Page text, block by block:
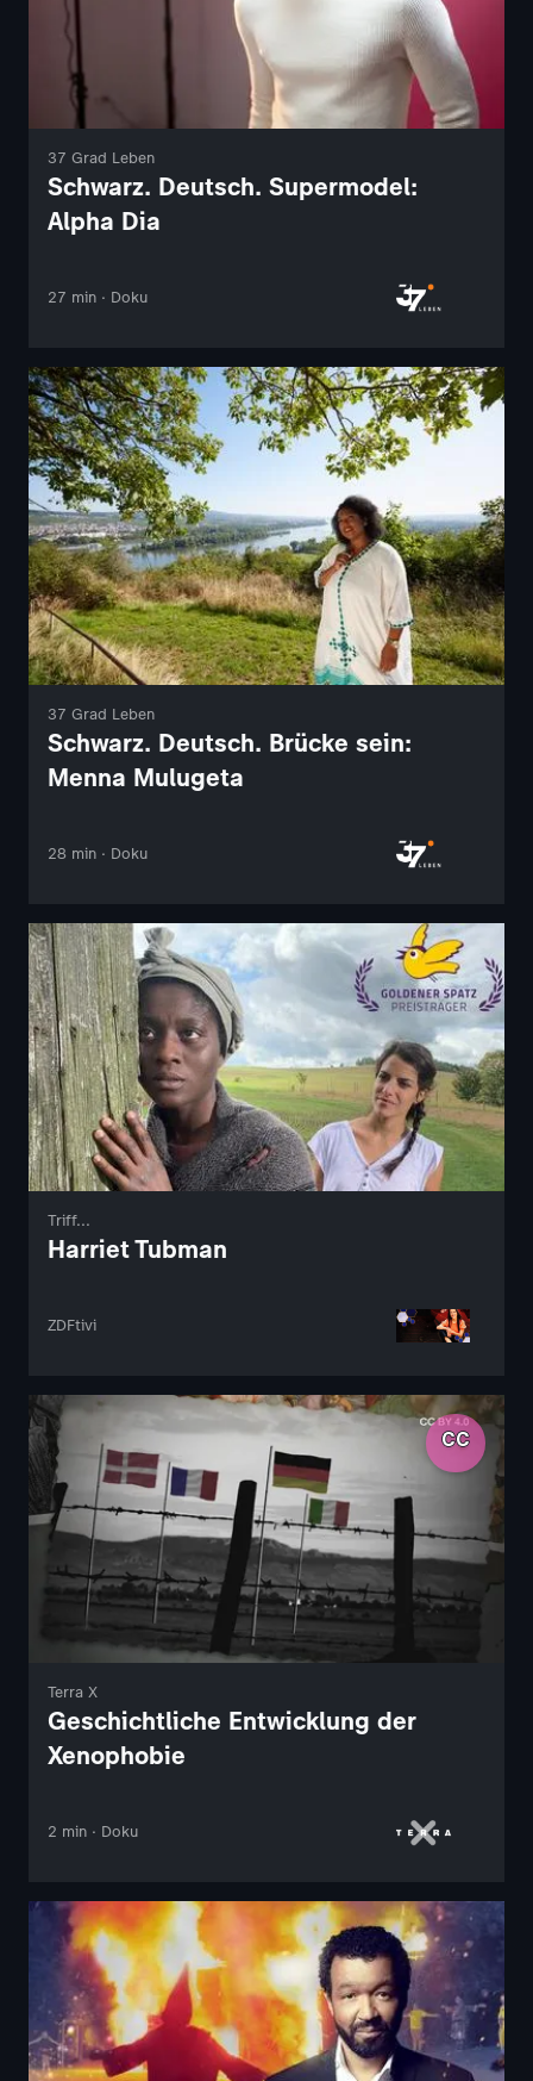
37 Grad Leben
Schwarz. Deutsch. Supermodel:
Alpha Dia
27 min · Doku
37 Grad Leben
Schwarz. Deutsch. Brücke sein:
Menna Mulugeta
28 min · Doku
Triff...
Harriet Tubman
ZDFtivi
Terra X
Geschichtliche Entwicklung der
Xenophobie
2 min · Doku